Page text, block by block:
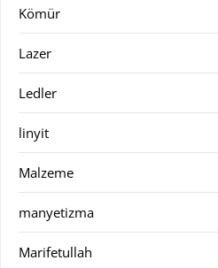
Kömür
Lazer
Ledler
linyit
Malzeme
manyetizma
Marifetullah